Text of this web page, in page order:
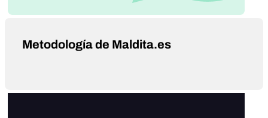
Metodología de Maldita.es